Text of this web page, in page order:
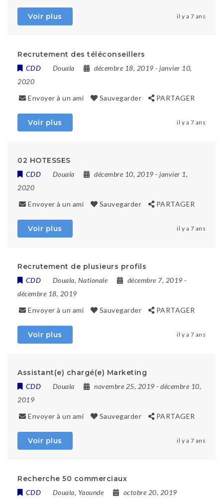
Voir plus il y a 7 ans
Recrutement des téléconseillers
CDD Douala décembre 18, 2019 - janvier 10,
2020
Envoyer à un ami
Sauvegarder PARTAGER
Voir plus il y a 7 ans
02 HOTESSES
CDD Douala décembre 10, 2019 - janvier 1,
2020
Envoyer à un ami
Sauvegarder PARTAGER
Voir plus il y a 7 ans
Recrutement de plusieurs profils
CDD Douala, Nationale décembre 7, 2019 -
décembre 18, 2019
Envoyer à un ami
Sauvegarder PARTAGER
Voir plus il y a 7 ans
Assistant(e) chargé(e) Marketing
CDD Douala novembre 25, 2019 - décembre 10,
2019
Envoyer à un ami
Sauvegarder PARTAGER
Voir plus il y a 7 ans
Recherche 50 commerciaux
CDD Douala, Yaounde octobre 20, 2019